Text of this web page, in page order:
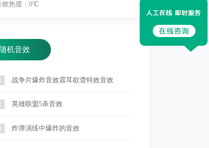
效热度： 0℃
随机音效
战争片爆炸音效震耳欲聋特效音效
英雄联盟5杀音效
炸弹演练中爆炸的音效